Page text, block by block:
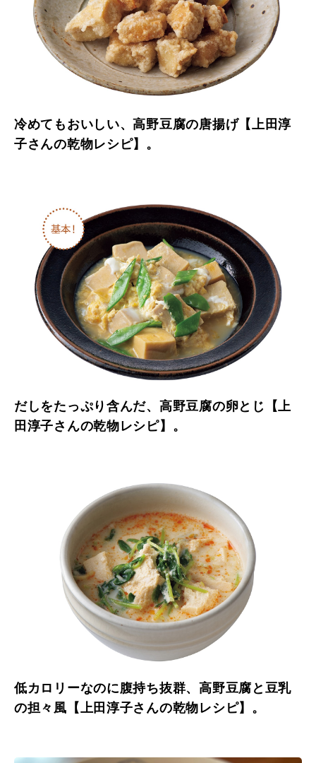
冷めてもおいしい、高野豆腐の唐揚げ【上田淳
子さんの乾物レシピ】。
だしをたっぷり含んだ、高野豆腐の卵とじ【上
田淳子さんの乾物レシピ】。
低カロリーなのに腹持ち抜群、高野豆腐と豆乳
の担々風【上田淳子さんの乾物レシピ】。